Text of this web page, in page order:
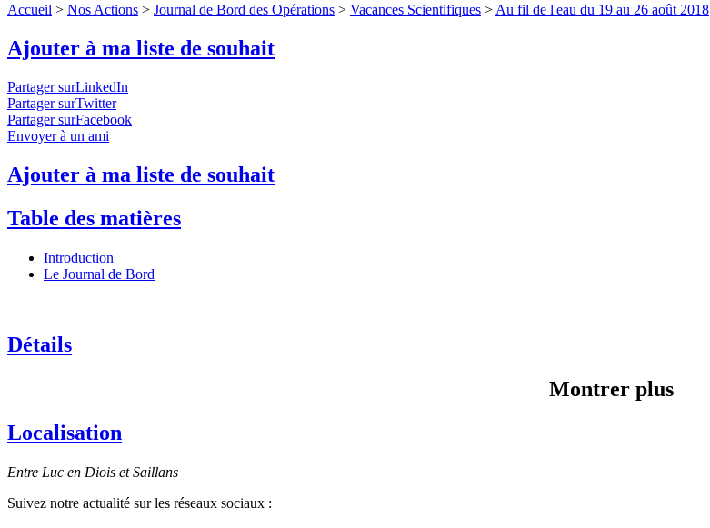
Accueil > Nos Actions > Journal de Bord des Opérations > Vacances Scientifiques > Au fil de l'eau du 19 au 26 août 2018
Ajouter à ma liste de souhait
Partager surLinkedIn
Partager surTwitter
Partager surFacebook
Envoyer à un ami
Ajouter à ma liste de souhait
Table des matières
Introduction
Le Journal de Bord
Détails
Montrer plus
Localisation
Entre Luc en Diois et Saillans
Suivez notre actualité sur les réseaux sociaux :